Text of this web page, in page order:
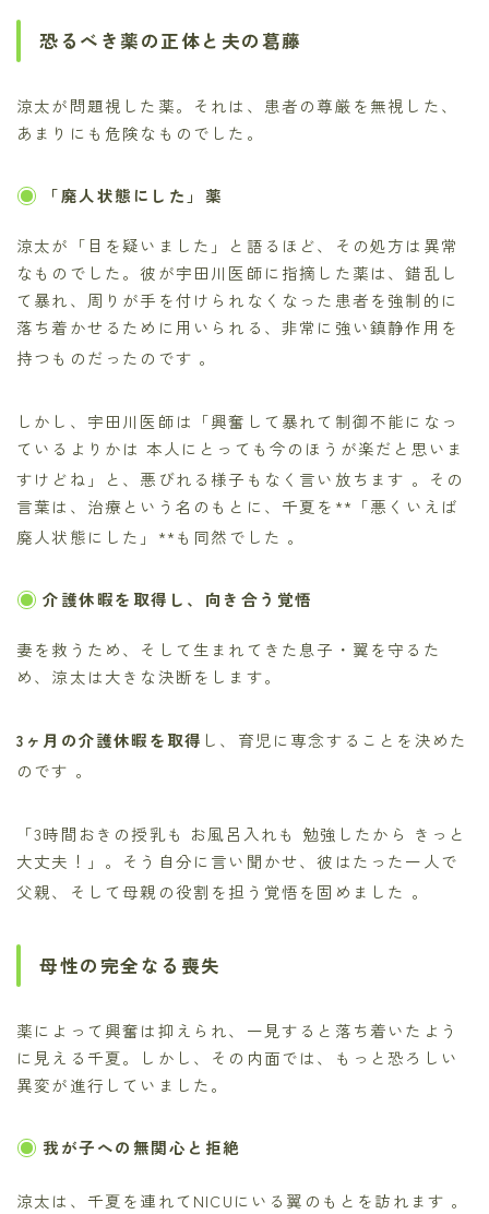
恐るべき薬の正体と夫の葛藤
涼太が問題視した薬。それは、患者の尊厳を無視した、
あまりにも危険なものでした。
「廃人状態にした」薬
涼太が「目を疑いました」と語るほど、その処方は異常
なものでした。彼が宇田川医師に指摘した薬は、錯乱し
て暴れ、周りが手を付けられなくなった患者を強制的に
落ち着かせるために用いられる、非常に強い鎮静作用を
持つものだったのです 。
しかし、宇田川医師は「興奮して暴れて制御不能になっ
ているよりかは 本人にとっても今のほうが楽だと思いま
すけどね」と、悪びれる様子もなく言い放ちます 。その
言葉は、治療という名のもとに、千夏を**「悪くいえば
廃人状態にした」**も同然でした 。
介護休暇を取得し、向き合う覚悟
妻を救うため、そして生まれてきた息子・翼を守るた
め、涼太は大きな決断をします。
3ヶ月の介護休暇を取得 し、育児に専念することを決めた
のです 。
「3時間おきの授乳も お風呂入れも 勉強したから きっと
大丈夫！」。そう自分に言い聞かせ、彼はたった一人で
父親、そして母親の役割を担う覚悟を固めました 。
母性の完全なる喪失
薬によって興奮は抑えられ、一見すると落ち着いたよう
に見える千夏。しかし、その内面では、もっと恐ろしい
異変が進行していました。
我が子への無関心と拒絶
涼太は、千夏を連れてNICUにいる翼のもとを訪れます 。